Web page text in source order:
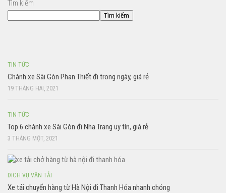
Tìm kiếm
Tìm kiếm
TIN TỨC
Chành xe Sài Gòn Phan Thiết đi trong ngày, giá rẻ
19 THÁNG HAI, 2021
TIN TỨC
Top 6 chành xe Sài Gòn đi Nha Trang uy tín, giá rẻ
3 THÁNG MỘT, 2021
DỊCH VỤ VẬN TẢI
Xe tải chuyển hàng từ Hà Nội đi Thanh Hóa nhanh chóng